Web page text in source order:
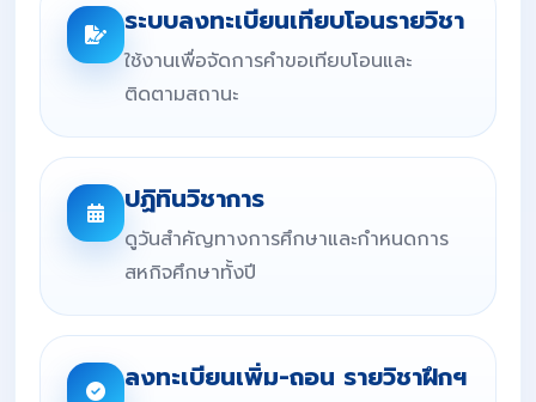
ระบบลงทะเบียนเทียบโอนรายวิชา
ใช้งานเพื่อจัดการคำขอเทียบโอนและ
ติดตามสถานะ
ปฏิทินวิชาการ
ดูวันสำคัญทางการศึกษาและกำหนดการ
สหกิจศึกษาทั้งปี
ลงทะเบียนเพิ่ม-ถอน รายวิชาฝึกฯ